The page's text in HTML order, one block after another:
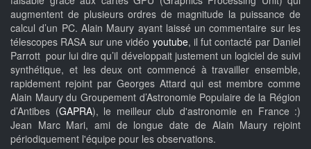
augmentent de plusieurs ordres de magnitude la puissance de
calcul d’un PC. Alain Maury ayant laissé un commentaire sur les
télescopes RASA sur une vidéo youtube, il fut contacté par Daniel
Parrott pour lui dire qu’il développait justement un logiciel de suivi
synthétique, et les deux ont commencé à travailler ensemble,
rapidement rejoint par Georges Attard qui est membre comme
Alain Maury du Groupement d’Astronomie Populaire de la Région
d’Antibes (GAPRA), le meilleur club d'astronomie en France :)
Jean Marc Mari, ami de longue date de Alain Maury rejoint
périodiquement l'équipe pour les observations.